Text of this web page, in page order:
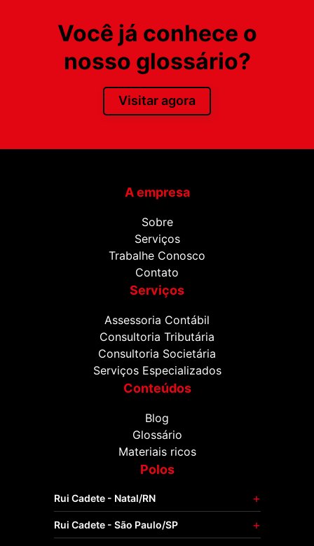
Você já conhece o
nosso glossário?
Visitar agora
A empresa
Sobre
Serviços
Trabalhe Conosco
Contato
Serviços
Assessoria Contábil
Consultoria Tributária
Consultoria Societária
Serviços Especializados
Conteúdos
Blog
Glossário
Materiais ricos
Polos
Rui Cadete - Natal/RN
Rui Cadete - São Paulo/SP